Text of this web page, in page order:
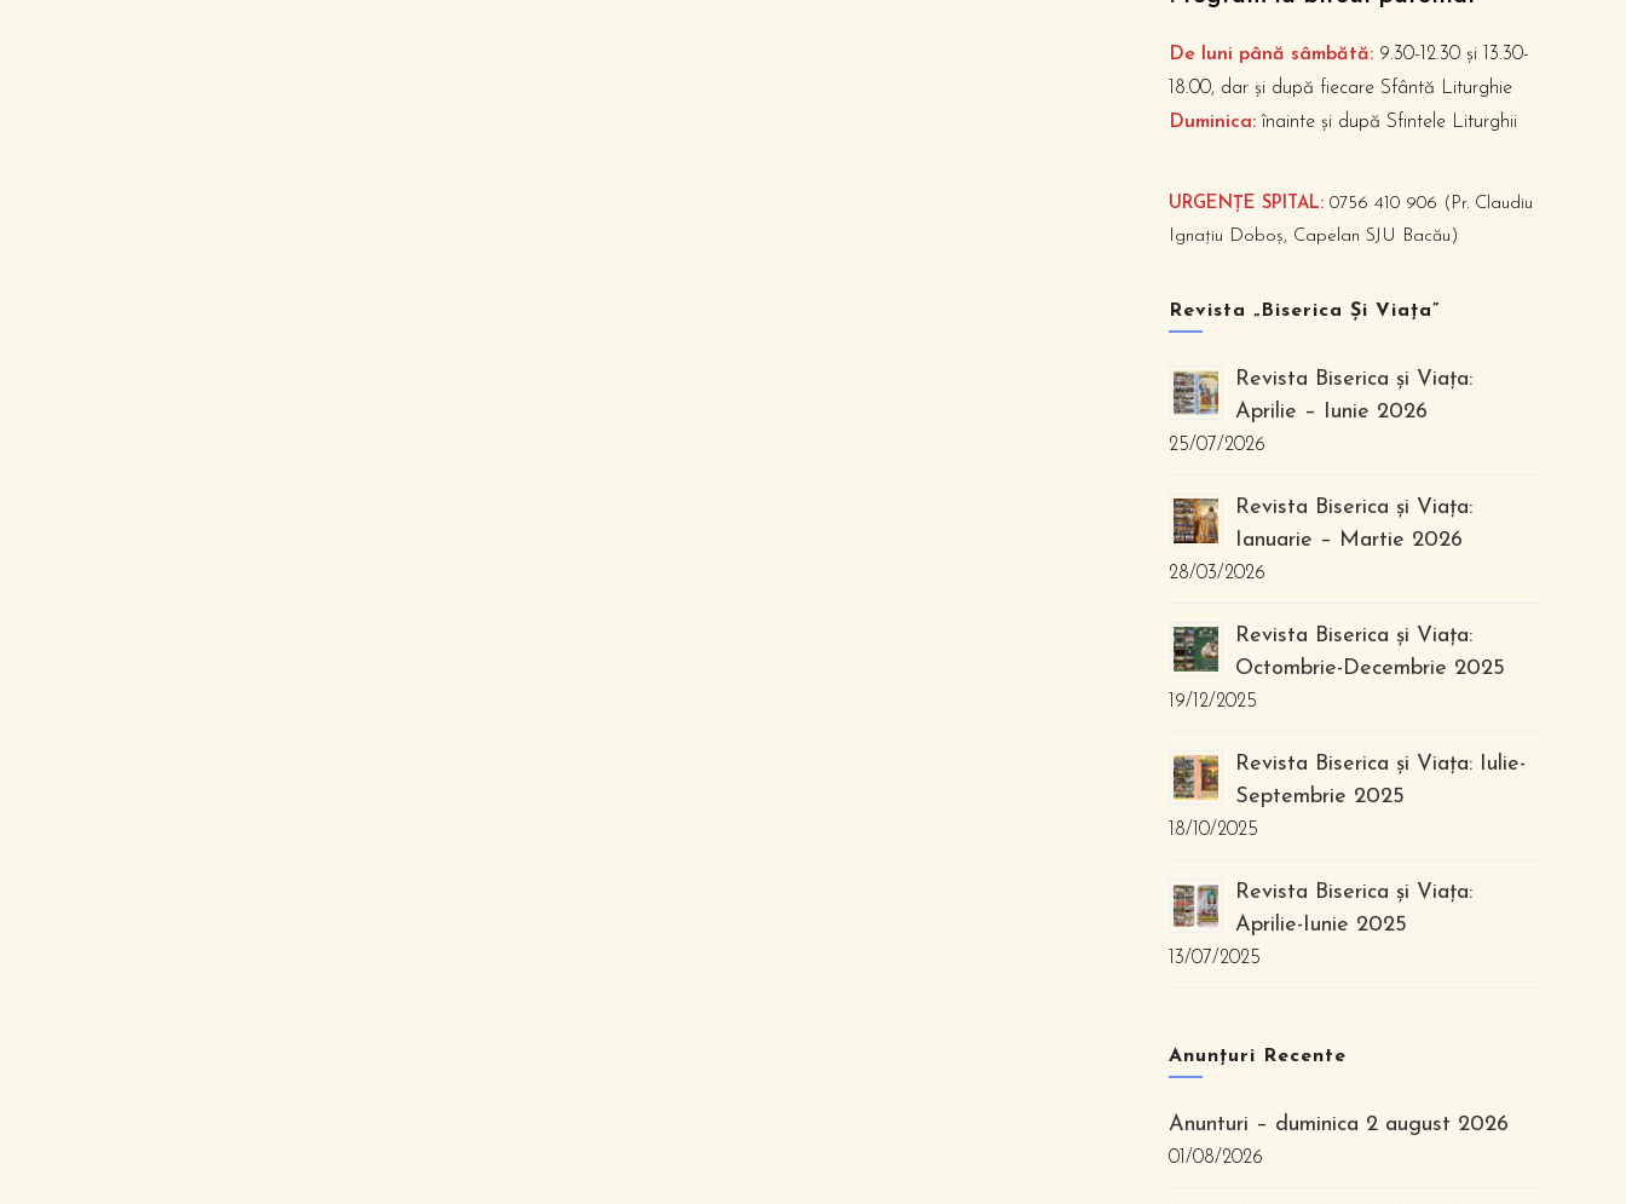
De luni până sâmbătă: 9.30-12.30 și 13.30-
18.00, dar și după fiecare Sfântă Liturghie
Duminica: înainte și după Sfintele Liturghii
URGENȚE SPITAL: 0756 410 906 (Pr. Claudiu
Ignațiu Doboș, Capelan SJU Bacău)
Revista „Biserica Și Viața”
Revista Biserica și Viața:
Aprilie – Iunie 2026
25/07/2026
Revista Biserica și Viața:
Ianuarie – Martie 2026
28/03/2026
Revista Biserica și Viața:
Octombrie-Decembrie 2025
19/12/2025
Revista Biserica și Viața: Iulie-
Septembrie 2025
18/10/2025
Revista Biserica și Viața:
Aprilie-Iunie 2025
13/07/2025
Anunțuri Recente
Anunturi – duminica 2 august 2026
01/08/2026